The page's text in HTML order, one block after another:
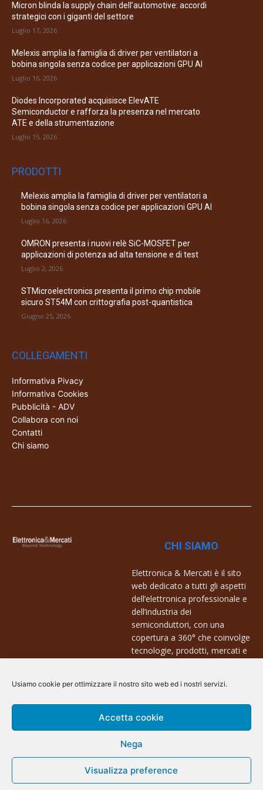
Usiamo cookie per ottimizzare il nostro sito web ed i nostri servizi.
Accetta cookie
Nega
Visualizza preference
Micron blinda la supply chain dell’automotive: accordi
strategici con i giganti del settore
Luglio 17, 2026
Melexis amplia la famiglia di driver per ventilatori a
bobina singola senza codice per applicazioni GPU AI
Luglio 16, 2026
Diodes Incorporated acquisisce ElevATE
Semiconductor e rafforza la presenza nel mercato
ATE e della strumentazione
Luglio 15, 2026
PRODOTTI
Melexis amplia la famiglia di driver per ventilatori a
bobina singola senza codice per applicazioni GPU AI
Luglio 16, 2026
OMRON presenta i nuovi relè SiC-MOSFET per
applicazioni di potenza ad alta tensione e di test
Luglio 2, 2026
STMicroelectronics presenta il primo chip mobile
sicuro ST54M con crittografia post-quantistica
Giugno 25, 2026
COLLEGAMENTI
Informativa Pivacy
Informativa Cookies
Pubblicità - ADV
Collabora con noi
Contatti
Chi siamo
CHI SIAMO
Elettronica & Mercati è il sito
web dedicato a tutti gli aspetti
dell’elettronica professionale e
dell’industria dei
semiconduttori, con una
copertura a 360° che coinvolge
tecnologie, prodotti, mercati e
Contatti:
info@arscommunication.it
@ArsCommunication 2023